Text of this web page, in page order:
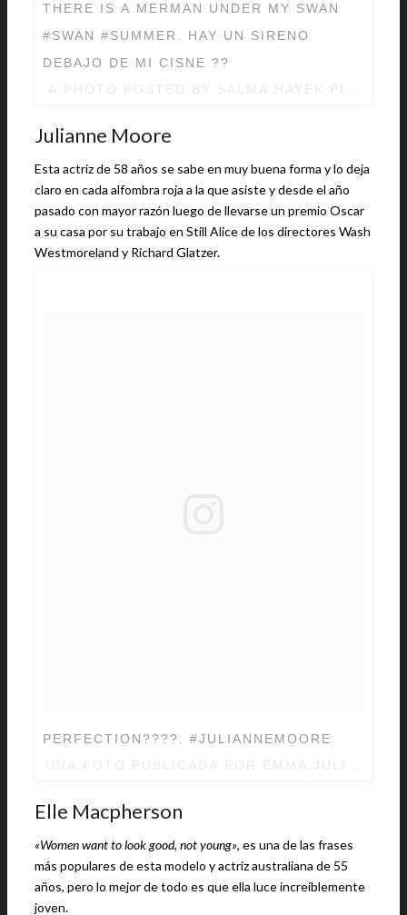
THERE IS A MERMAN UNDER MY SWAN
#SWAN #SUMMER. HAY UN SIRENO
DEBAJO DE MI CISNE ??
Julianne Moore
Esta actriz de 58 años se sabe en muy buena forma y lo deja
claro en cada alfombra roja a la que asiste y desde el año
pasado con mayor razón luego de llevarse un premio Oscar
a su casa por su trabajo en Still Alice de los directores Wash
Westmoreland y Richard Glatzer.
PERFECTION????. #JULIANNEMOORE
Elle Macpherson
«Women want to look good, not young», es una de las frases
más populares de esta modelo y actriz australiana de 55
años, pero lo mejor de todo es que ella luce increíblemente
joven.